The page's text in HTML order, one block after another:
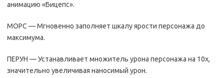
анимацию «Бицепс».
МОРС — Мгновенно заполняет шкалу ярости персонажа до
максимума.
ПЕРУН — Устанавливает множитель урона персонажа на 10x,
значительно увеличивая наносимый урон.